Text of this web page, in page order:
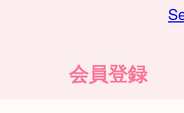
会員登録